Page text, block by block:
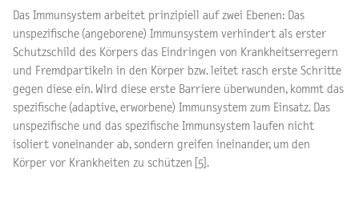
Das Immunsystem arbeitet prinzipiell auf zwei Ebenen: Das
unspezifische (angeborene) Immunsystem verhindert als erster
Schutzschild des Körpers das Eindringen von Krankheitserregern
und Fremdpartikeln in den Körper bzw. leitet rasch erste Schritte
gegen diese ein. Wird diese erste Barriere überwunden, kommt das
spezifische (adaptive, erworbene) Immunsystem zum Einsatz. Das
unspezifische und das spezifische Immunsystem laufen nicht
isoliert voneinander ab, sondern greifen ineinander, um den
Körper vor Krankheiten zu schützen [5].